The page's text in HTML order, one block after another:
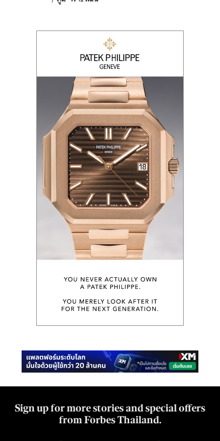
Sign up for more stories and special offers
from Forbes Thailand.